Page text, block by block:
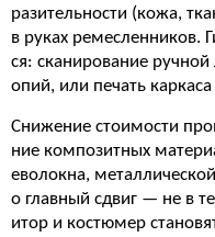
разительности (кожа,
в руках ремесленников.
ся: сканирование
опий, или печать
Снижение стоимости
ние композитных
еволокна,
о главный сдвиг — не в
итор и костюмер